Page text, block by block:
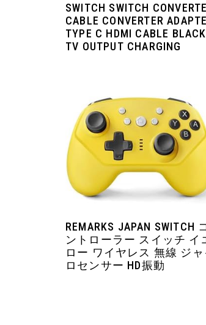
SWITCH SWITCH
CABLE CONVERTER
TYPE C HDMI CABLE BLACK
TV OUTPUT CHARGING
REMARKS JAPAN SWITCH
ントローラー スイッチ イ
ロー ワイヤレス 無線 ジャ
ロセンサー HD振動